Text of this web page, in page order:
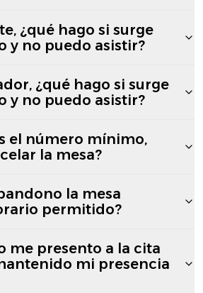
¿qué hago si surge
y no puedo asistir?
¿qué hago si surge
y no puedo asistir?
el número mínimo,
la mesa?
la mesa
permitido?
me presento a la cita
mi presencia